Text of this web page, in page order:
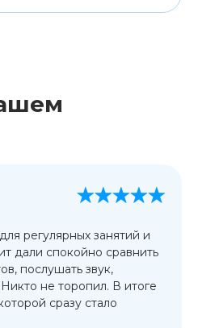
регулярных занятий и
дали спокойно сравнить
послушать звук,
Никто не торопил. В итоге
сразу стало